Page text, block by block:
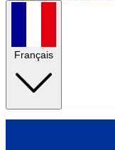
Français